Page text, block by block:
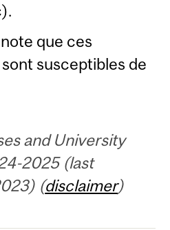
que ces
susceptibles de
and University
2025 (last
(disclaimer)